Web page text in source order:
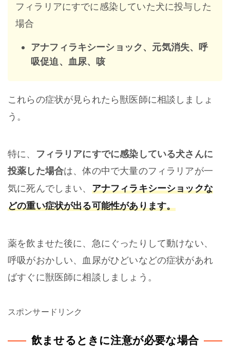
フィラリアにすでに感染していた犬に投与した
場合
アナフィラキシーショック、元気消失、呼
吸促迫、血尿、咳
これらの症状が見られたら獣医師に相談しましょ
う。
特に、
フィラリアにすでに感染している犬さんに
投薬した場合は、体の中で大量のフィラリアが一
気に死んでしまい、 アナフィラキシーショックな
どの重い症状が出る可能性があります。
薬を飲ませた後に、急にぐったりして動けない、
呼吸がおかしい、血尿がひどいなどの症状があれ
ばすぐに獣医師に相談しましょう。
スポンサードリンク
飲ませるときに注意が必要な場合